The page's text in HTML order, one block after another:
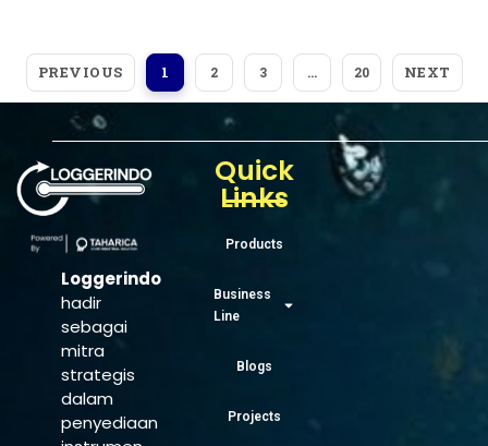
PREVIOUS 1 2 3 … 20 NEXT
Loggerindo
hadir
sebagai
mitra
strategis
dalam
penyediaan
Quick
Links
Products
Business
Line
Blogs
Projects